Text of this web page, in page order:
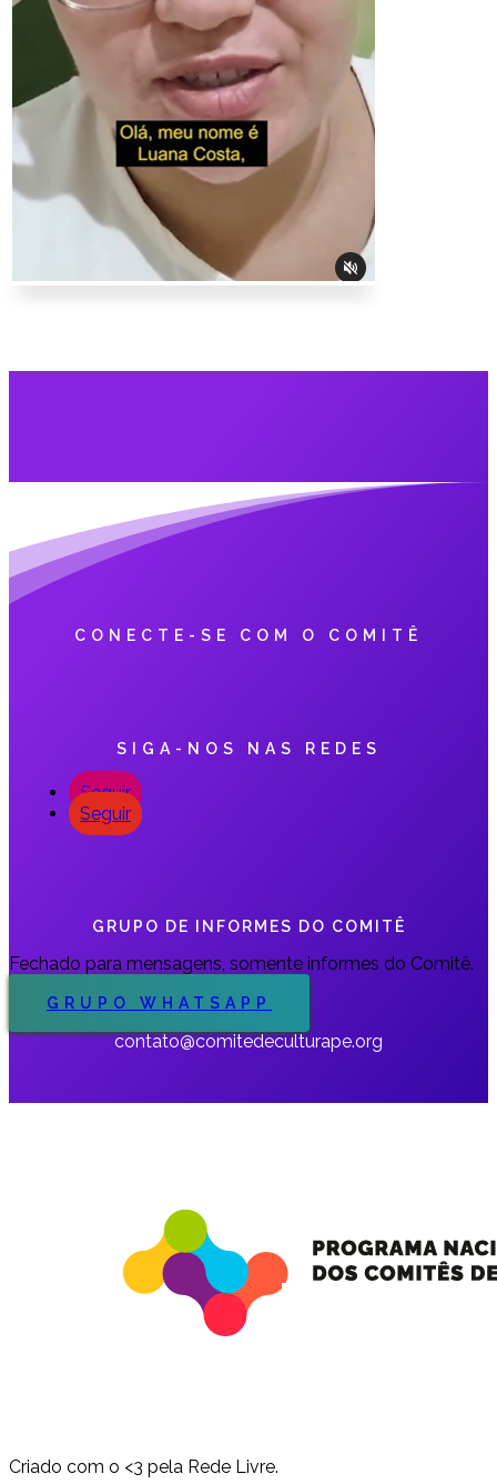
CONECTE-SE COM O COMITÊ
SIGA-NOS NAS REDES
Seguir
Seguir
GRUPO DE INFORMES DO COMITÊ
Fechado para mensagens, somente informes do Comitê.
GRUPO WHATSAPP
contato@comitedeculturape.org
Criado com o <3 pela Rede Livre.